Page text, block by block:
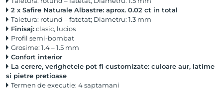
2 x Safire Naturale Albastre: aprox. 0.02 ct in total
Taietura: rotund – fatetat; Diametru: 1.3 mm
Finisaj:clasic, lucios
Profil semi-bombat
Grosime: 1.4 – 1.5 mm
Confort interior
La cerere, verighetele pot fi customizate: culoare aur, latime
si pietre pretioase
Termen de executie: 4 saptamani